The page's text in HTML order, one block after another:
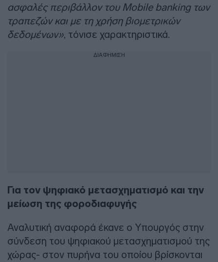
ασφαλές περιβάλλον του Mobile banking των
τραπεζών και με τη χρήση βιομετρικών
δεδομένων», τόνισε χαρακτηριστικά.
ΔΙΑΦΗΜΙΣΗ
Για τον ψηφιακό μετασχηματισμό και την
μείωση της φοροδιαφυγής
Αναλυτική αναφορά έκανε ο Υπουργός στην
σύνδεση του ψηφιακού μετασχηματισμού της
χώρας- στον πυρήνα του οποίου βρίσκονται